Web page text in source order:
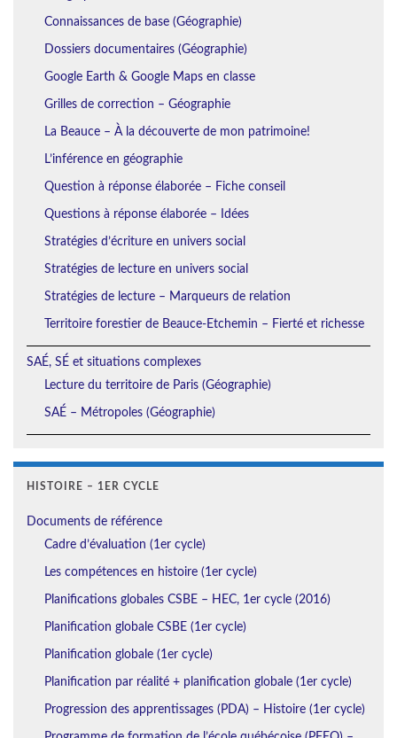
Connaissances de base (Géographie)
Dossiers documentaires (Géographie)
Google Earth & Google Maps en classe
Grilles de correction – Géographie
La Beauce – À la découverte de mon patrimoine!
L’inférence en géographie
Question à réponse élaborée – Fiche conseil
Questions à réponse élaborée – Idées
Stratégies d’écriture en univers social
Stratégies de lecture en univers social
Stratégies de lecture – Marqueurs de relation
Territoire forestier de Beauce-Etchemin – Fierté et richesse
SAÉ, SÉ et situations complexes
Lecture du territoire de Paris (Géographie)
SAÉ – Métropoles (Géographie)
HISTOIRE – 1ER CYCLE
Documents de référence
Cadre d’évaluation (1er cycle)
Les compétences en histoire (1er cycle)
Planifications globales CSBE – HEC, 1er cycle (2016)
Planification globale CSBE (1er cycle)
Planification globale (1er cycle)
Planification par réalité + planification globale (1er cycle)
Progression des apprentissages (PDA) – Histoire (1er cycle)